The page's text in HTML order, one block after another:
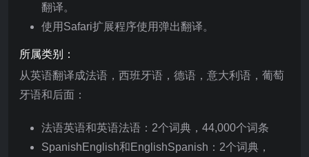
翻译。
使用Safari扩展程序使用弹出翻译。
所属类别：
从英语翻译成法语，西班牙语，德语，意大利语，葡萄
牙语和后面：
法语英语和英语法语：2个词典，44,000个词条
SpanishEnglish和EnglishSpanish：2个词典，